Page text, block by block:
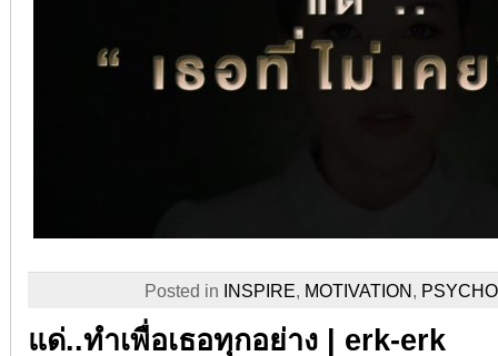
Posted in INSPIRE, MOTIVATION,
แด่..ทำเพื่อเธอทุกอย่าง | erk-erk